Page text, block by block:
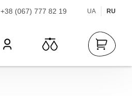
+38 (067) 777 82 19 UA RU